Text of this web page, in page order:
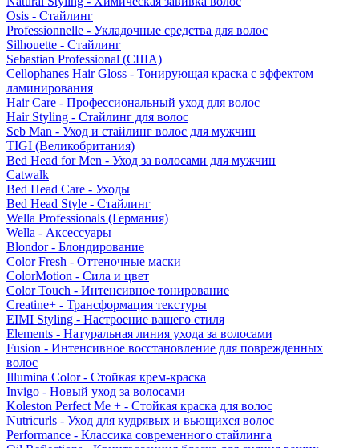
Osis - Стайлинг
Professionnelle - Укладочные средства для волос
Silhouette - Стайлинг
Sebastian Professional (США)
Cellophanes Hair Gloss - Тонирующая краска с эффектом
ламинирования
Hair Care - Профессиональный уход для волос
Hair Styling - Стайлинг для волос
Seb Man - Уход и стайлинг волос для мужчин
TIGI (Великобритания)
Bed Head for Men - Уход за волосами для мужчин
Catwalk
Bed Head Care - Уходы
Bed Head Style - Стайлинг
Wella Professionals (Германия)
Wella - Аксессуары
Blondor - Блондирование
Color Fresh - Оттеночные маски
ColorMotion - Сила и цвет
Color Touch - Интенсивное тонирование
Creatine+ - Трансформация текстуры
EIMI Styling - Настроение вашего стиля
Elements - Натуральная линия ухода за волосами
Fusion - Интенсивное восстановление для поврежденных
волос
Illumina Color - Стойкая крем-краска
Invigo - Новый уход за волосами
Koleston Perfect Me + - Стойкая краска для волос
Nutricurls - Уход для кудрявых и вьющихся волос
Performance - Классика современного стайлинга